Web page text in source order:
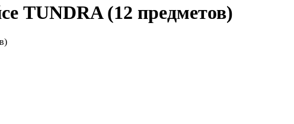
TUNDRA (12 предметов)